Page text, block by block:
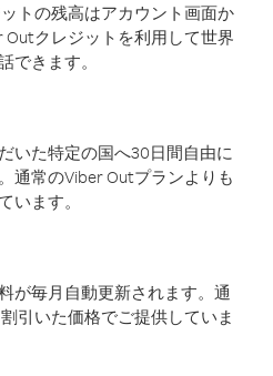
トの残高はアカウント画面か
Outクレジットを利用して世界
できます。
いた特定の国へ30日間自由に
通常のViber Outプランよりも
います。
が毎月自動更新されます。通
引いた価格でご提供していま